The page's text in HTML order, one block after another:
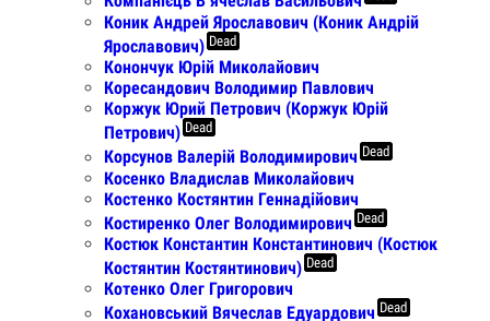
Коник Андрей Ярославович (Коник Андрій
Ярославович) Dead
Конончук Юрій Миколайович
Коресандович Володимир Павлович
Коржук Юрий Петрович (Коржук Юрій
Петрович) Dead
Корсунов Валерій Володимирович Dead
Косенко Владислав Миколайович
Костенко Костянтин Геннадійович
Костиренко Олег Володимирович Dead
Костюк Константин Константинович (Костюк
Костянтин Костянтинович) Dead
Котенко Олег Григорович
Кохановський Вячеслав Едуардович Dead